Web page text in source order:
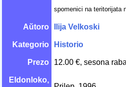
spomenici na teritorijata
Aŭtoro Ilija Velkoski
Kategorio Historio
Prezo 12.00 €, sesona
Eldonloko,